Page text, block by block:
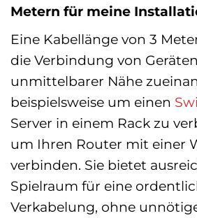
Metern für meine
Eine Kabellänge von 3
die Verbindung von
unmittelbarer Nähe
beispielsweise um einen
Server in einem Rack zu
um Ihren Router mit einer
verbinden. Sie bietet
Spielraum für eine
Verkabelung, ohne